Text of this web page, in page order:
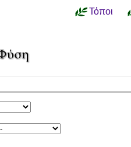
Τόποι